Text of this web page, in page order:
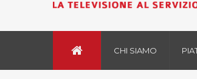
CHI SIAMO